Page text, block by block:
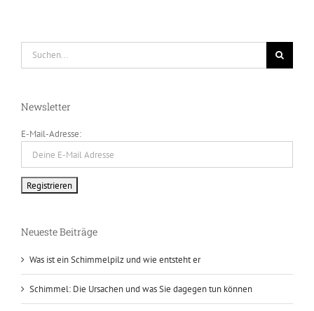
Newsletter
E-Mail-Adresse:
Neueste Beiträge
Was ist ein Schimmelpilz und wie entsteht er
Schimmel: Die Ursachen und was Sie dagegen tun können